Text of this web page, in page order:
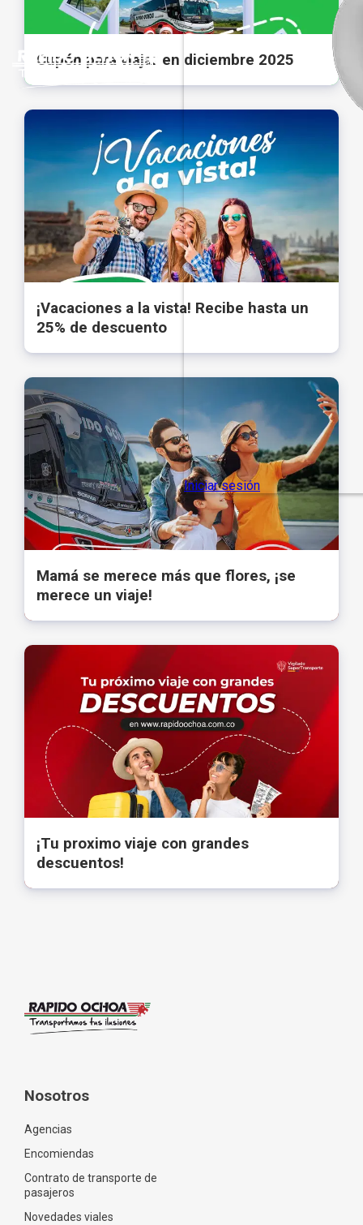
Cupón para viajar en diciembre 2025
¡Vacaciones a la vista! Recibe hasta un
25% de descuento
Mamá se merece más que flores, ¡se
merece un viaje!
¡Tu proximo viaje con grandes
descuentos!
Nosotros
Agencias
Encomiendas
Contrato de transporte de
pasajeros
Novedades viales